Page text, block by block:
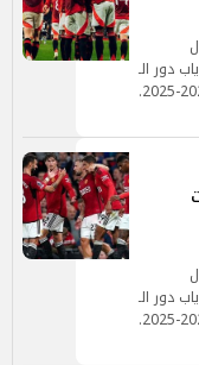
دور الـ
دور الـ